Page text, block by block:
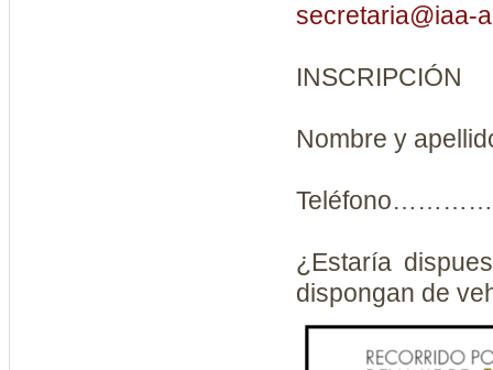
secretaria@iaa-
INSCRIPCIÓN
Nombre y
¿Estaría
dispongan de